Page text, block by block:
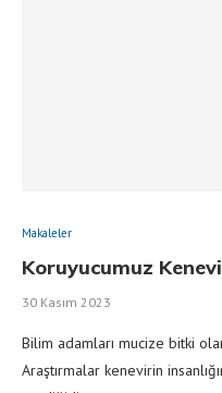
Makaleler
Koruyucumuz
30 Kasım 2023
Bilim adamları mucize bitki
Araştırmalar kenevirin